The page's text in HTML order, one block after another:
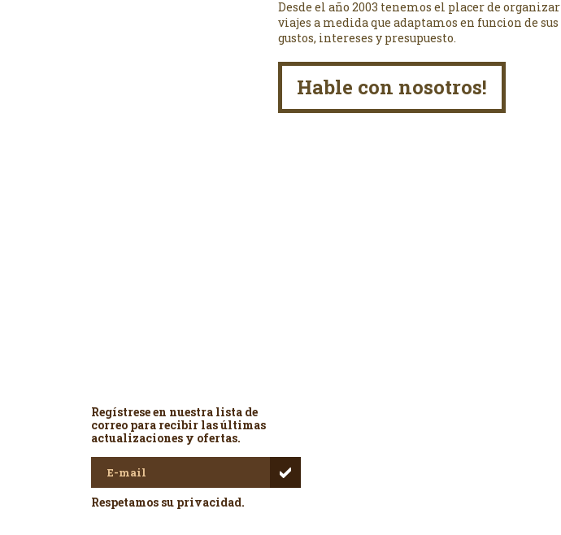
Desde el año 2003 tenemos el placer de organizar
viajes a medida que adaptamos en funcion de sus
gustos, intereses y presupuesto.
Hable con nosotros!
Regístrese en nuestra lista de
correo para recibir las últimas
actualizaciones y ofertas.
Respetamos su privacidad.